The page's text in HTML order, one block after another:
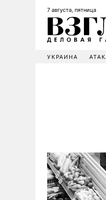
7 августа, пятница
УКРАИНА